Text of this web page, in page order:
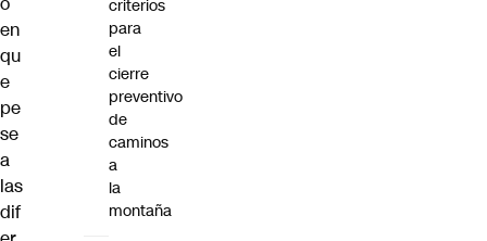
en
qu
e
pe
se
a
las
dif
criterios
para
el
cierre
preventivo
de
caminos
a
la
montaña